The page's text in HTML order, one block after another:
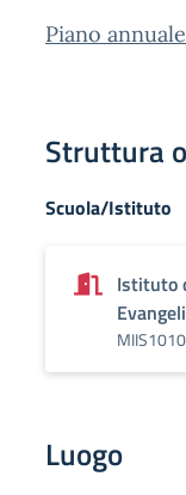
Piano
Struttura
Scuola/Istituto
Istituto
Luogo